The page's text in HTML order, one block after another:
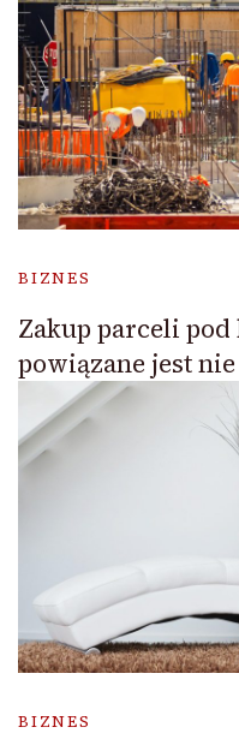
BIZNES
Zakup parceli
powiązane jest
BIZNES